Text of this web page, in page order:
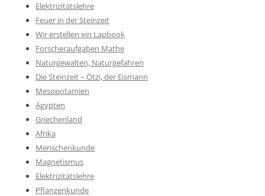
Elektrizitätslehre
Feuer in der Steinzeit
Wir erstellen ein Lapbook
Forscheraufgaben Mathe
Naturgewalten, Naturgefahren
Die Steinzeit – Ötzi, der Eismann
Mesopotamien
Ägypten
Griechenland
Afrika
Menschenkunde
Magnetismus
Elektrizitätslehre
Pflanzenkunde